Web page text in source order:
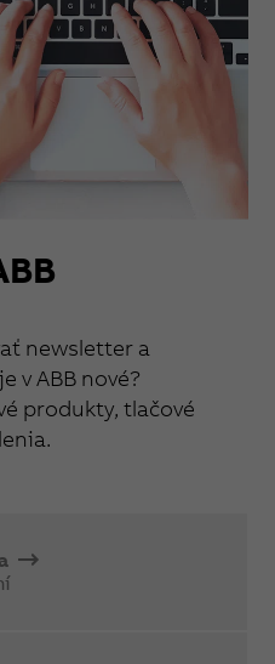
newsletter a
v ABB nové?
produkty, tlačové